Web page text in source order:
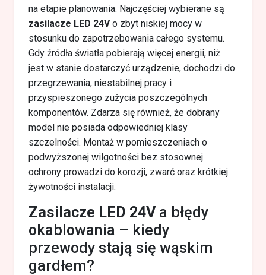
na etapie planowania. Najczęściej wybierane są
zasilacze LED 24Vo zbyt niskiej mocy w
stosunku do zapotrzebowania całego systemu.
Gdy źródła światła pobierają więcej energii, niż
jest w stanie dostarczyć urządzenie, dochodzi do
przegrzewania, niestabilnej pracy i
przyspieszonego zużycia poszczególnych
komponentów. Zdarza się również, że dobrany
model nie posiada odpowiedniej klasy
szczelności. Montaż w pomieszczeniach o
podwyższonej wilgotności bez stosownej
ochrony prowadzi do korozji, zwarć oraz krótkiej
żywotności instalacji.
Zasilacze LED 24Va błędy
okablowania – kiedy
przewody stają się wąskim
gardłem?